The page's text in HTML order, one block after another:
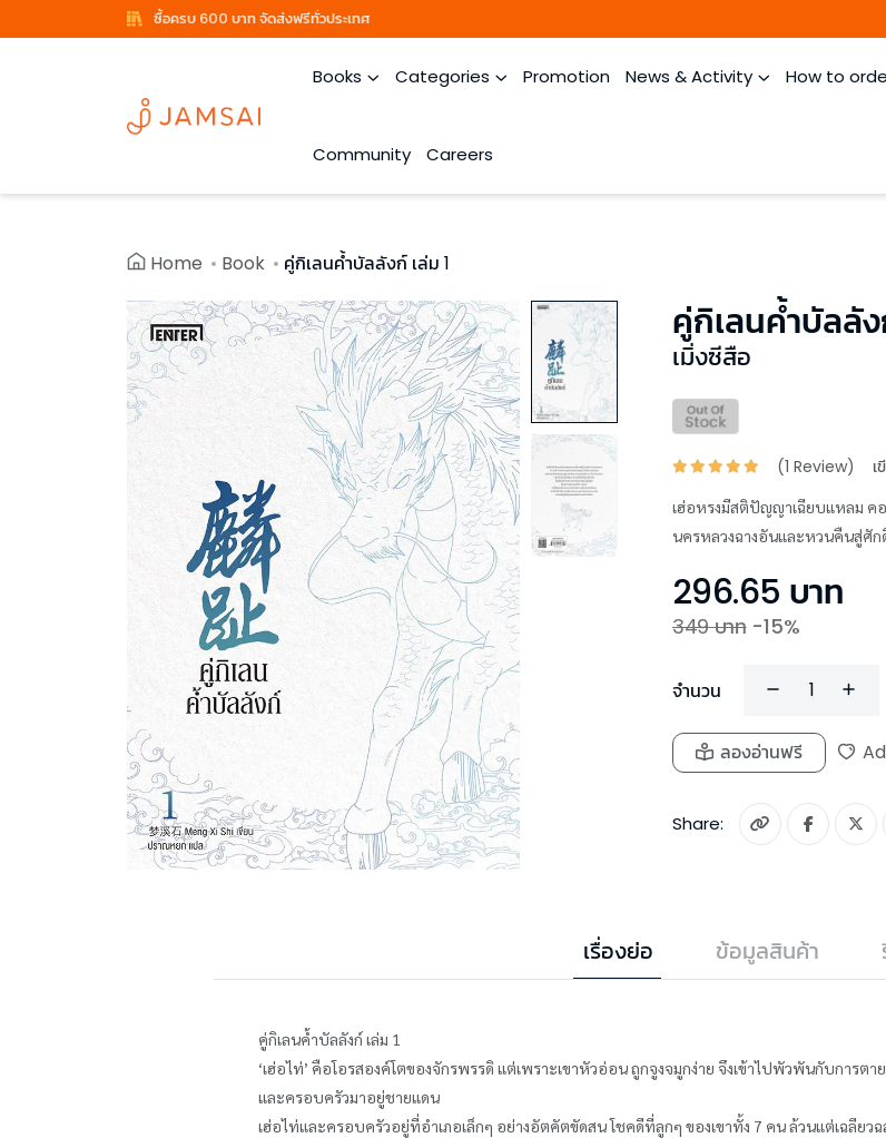
ซื้อครบ 600 บาท จัดส่งฟรีทั่วประเทศ
Books Categories Promotion News & Activity How to
Community Careers
Home Book คู่กิเลนค้ำบัลลังก์ เล่ม 1
คู่กิเลนค้ำบัลลัง
เมิ่งซีสือ
(1 Review) เ
เฮ่อหรงมีสติปัญญาเฉียบแหลม ค
นครหลวงฉางอันและหวนคืนสู่ศัก
296.65 บาท
349บาท -15%
จำนวน
ลองอ่านฟรี
Share:
เรื่องย่อ ข้อมูลสินค้า
คู่กิเลนค้ำบัลลังก์ เล่ม 1
‘เฮ่อไท่’ คือโอรสองค์โตของจักรพรรดิ แต่เพราะเขาหัวอ่อน ถูกจูงจมูกง่าย จึงเข้าไปพัวพันกับการต
และครอบครัวมาอยู่ชายแดน
เฮ่อไท่และครอบครัวอยู่ที่อำเภอเล็กๆ อย่างอัตคัตขัดสน โชคดีที่ลูกๆ ของเขาทั้ง 7 คน ล้วนแต่เฉลียว